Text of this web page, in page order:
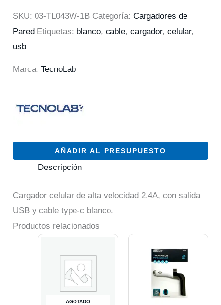
SKU:03-TL043W-1B Categoría:Cargadores de
Pared Etiquetas: blanco,cable,cargador,celular,
usb
Marca:TecnoLab
AÑADIR AL PRESUPUESTO
Descripción
Cargador celular de alta velocidad 2,4A, con salida
USB y cable type-c blanco.
Productos relacionados
AGOTADO